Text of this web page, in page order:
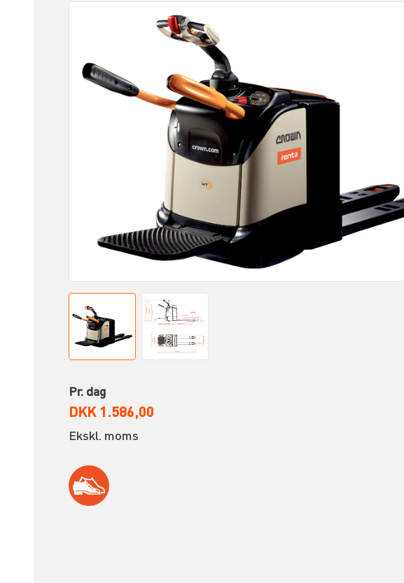
Pr. dag
DKK 1.586,00
Ekskl. moms